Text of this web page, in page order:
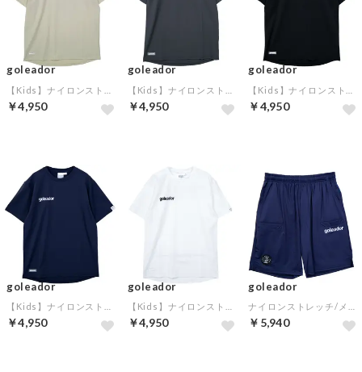
goleador
￥4,950
goleador
￥4,950
goleador
￥4,950
goleador
￥4,950
goleador
￥4,950
goleador
￥5,940